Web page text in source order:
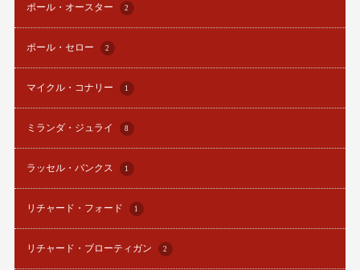
ポール・オースター 2
ポール・セロー 2
マイクル・コナリー 1
ミランダ・ジュライ 8
ラッセル・バンクス 1
リチャード・フォード 1
リチャード・ブローティガン 2